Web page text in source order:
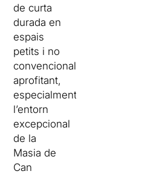
de curta
durada en
espais
petits i no
convencionals,
aprofitant,
especialment,
l’entorn
excepcional
de la
Masia de
Can